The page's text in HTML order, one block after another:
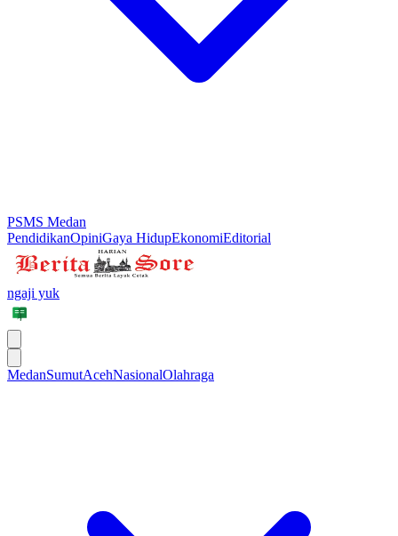
PSMS Medan
PendidikanOpiniGaya HidupEkonomiEditorial
ngaji yuk
MedanSumutAcehNasionalOlahraga